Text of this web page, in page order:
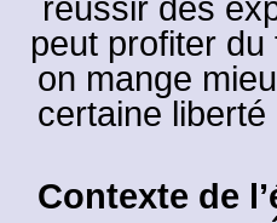
peut profiter
on mange
certaine liberté
Contexte de